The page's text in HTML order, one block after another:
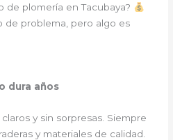
de plomería en Tacubaya?
de problema, pero algo es
dura años
y sin sorpresas. Siempre
y materiales de calidad.